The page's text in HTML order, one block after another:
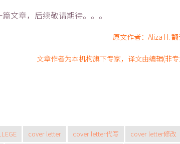
文章，后续敬请期待。。。
原文作者：Aliza H.
文章作者为本机构旗下专家，译文由编辑(非
cover letter cover letter代写 cover letter修改